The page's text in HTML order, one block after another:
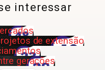
interessar
de extensão
gerações